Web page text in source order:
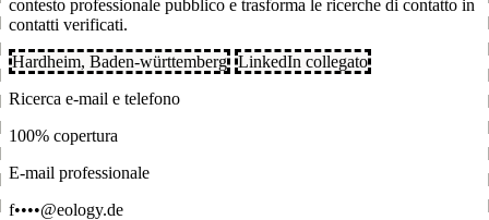
contesto professionale pubblico e trasforma le ricerche di contatto in
contatti verificati.
Hardheim, Baden-württemberg LinkedIn collegato
Ricerca e-mail e telefono
100% copertura
E-mail professionale
f••••@eology.de